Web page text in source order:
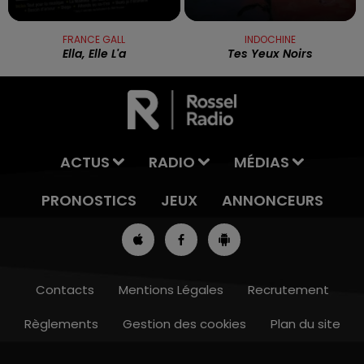
8h00 - 10h00
FRANCE GALL
Ella, Elle L'a
INDOCHINE
Tes Yeux Noirs
ACTUS RADIO
MÉDIAS
PRONOSTICS
JEUX ANNONCEURS
Contacts Mentions Légales
Recrutement
Règlements
Gestion des cookies Plan du site